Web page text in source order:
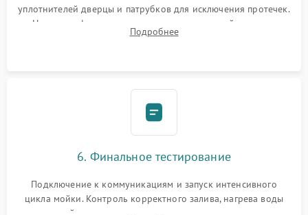
уплотнителей дверцы и патрубков для исключения протечек.
Надежная фиксация хомутов гидравлической системы,
сборка корпуса и установка датчика поплавка.
Подробнее
6. Финальное тестирование
Подключение к коммуникациям и запуск интенсивного
цикла мойки. Контроль корректного залива, нагрева воды